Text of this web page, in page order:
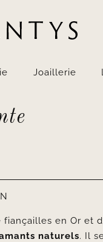
Joaillerie
fiançailles en Or et
naturels. Il